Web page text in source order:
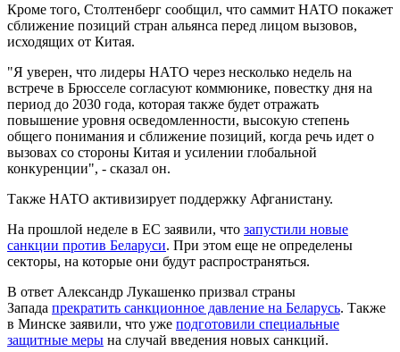
Кроме того, Столтенберг сообщил, что саммит НАТО покажет
сближение позиций стран альянса перед лицом вызовов,
исходящих от Китая.
"Я уверен, что лидеры НАТО через несколько недель на
встрече в Брюсселе согласуют коммюнике, повестку дня на
период до 2030 года, которая также будет отражать
повышение уровня осведомленности, высокую степень
общего понимания и сближение позиций, когда речь идет о
вызовах со стороны Китая и усилении глобальной
конкуренции", - сказал он.
Также НАТО активизирует поддержку Афганистану.
На прошлой неделе в ЕС заявили, что запустили новые
санкции против Беларуси. При этом еще не определены
секторы, на которые они будут распространяться.
В ответ Александр Лукашенко призвал страны
Запада прекратить санкционное давление на Беларусь. Также
в Минске заявили, что уже подготовили специальные
защитные меры на случай введения новых санкций.